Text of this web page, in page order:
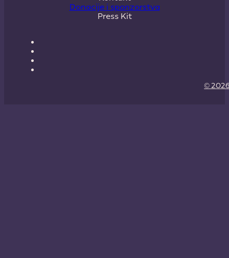
Donacije i sponzorstva
Press Kit
©